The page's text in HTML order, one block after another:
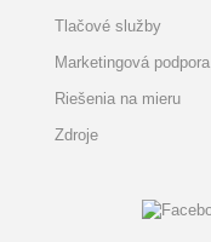
Tlačové služby
Marketingová podpora
Riešenia na mieru
Zdroje